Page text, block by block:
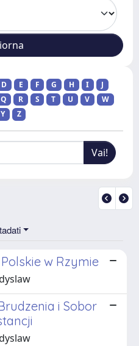
D E F G H I
J
Q R S T U V
W
Y Z
w Rzymie
i Sobor